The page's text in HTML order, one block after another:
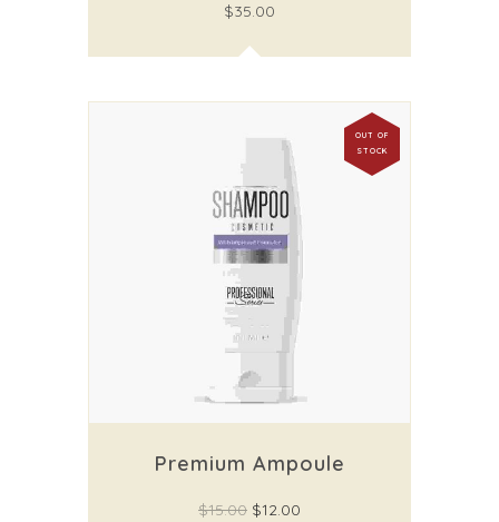
$35.00
OUT OF
STOCK
Premium Ampoule
$15.00 $12.00